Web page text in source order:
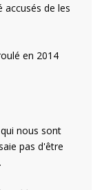
accusés de les
en 2014
nous sont
pas d'être